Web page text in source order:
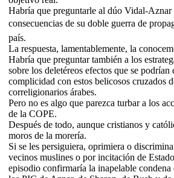
Habría que preguntarle al dúo Vidal-Aznar
consecuencias de su doble guerra de
país.
La respuesta, lamentablemente, la
Habría que preguntar también a los
sobre los deletéreos efectos que se
complicidad con estos belicosos cruzados
correligionarios árabes.
Pero no es algo que parezca turbar a los
de la COPE.
Después de todo, aunque cristianos y
moros de la morería.
Si se les persiguiera, oprimiera o
vecinos muslines o por incitación de
episodio confirmaría la inapelable